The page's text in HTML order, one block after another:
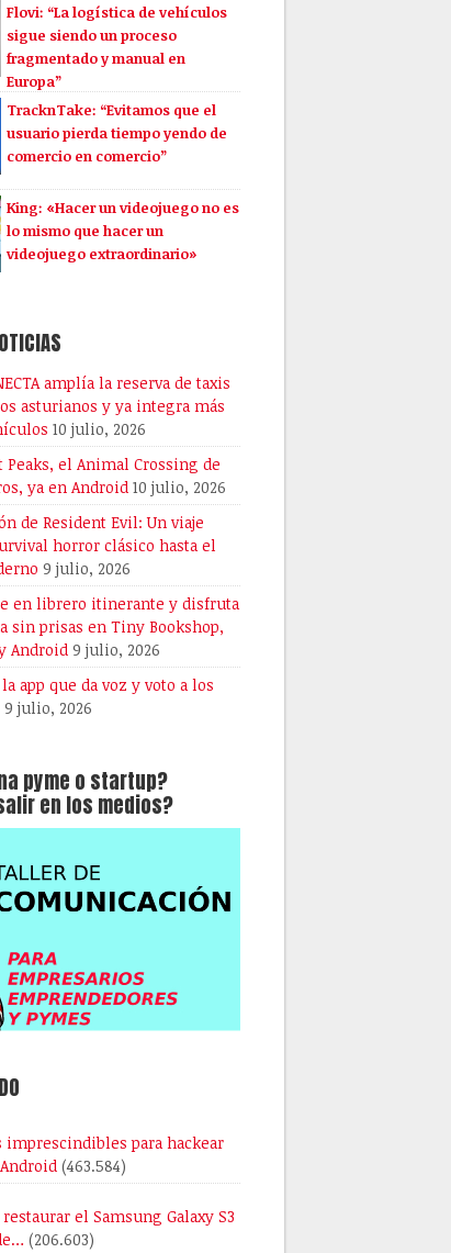
Flovi: “La logística de vehículos
sigue siendo un proceso
fragmentado y manual en
Europa”
TracknTake: “Evitamos que el
usuario pierda tiempo yendo de
comercio en comercio”
King: «Hacer un videojuego no es
lo mismo que hacer un
videojuego extraordinario»
amplía la reserva de taxis
asturianos y ya integra más
10 julio, 2026
el Animal Crossing de
ya en Android 10 julio, 2026
de Resident Evil: Un viaje
horror clásico hasta el
9 julio, 2026
en librero itinerante y disfruta
sin prisas en Tiny Bookshop,
Android 9 julio, 2026
app que da voz y voto a los
9 julio, 2026
pyme o startup?
en los medios?
imprescindibles para hackear
(463.584)
el Samsung Galaxy S3
(206.603)